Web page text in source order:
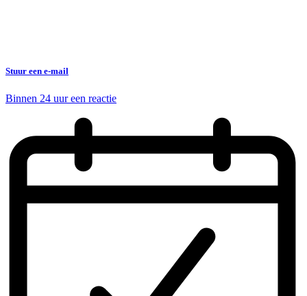
Stuur een e-mail
Binnen 24 uur een reactie